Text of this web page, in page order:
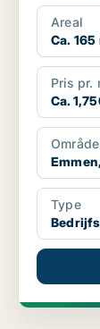
Areal
Ca. 165
Pris pr.
Ca.
Område
Type